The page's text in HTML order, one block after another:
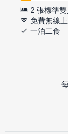
2 張標準
免費無線
一泊二食